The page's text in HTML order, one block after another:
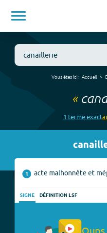
Vous êtes ici : Accueil
«
1 termeexact
1 acte malhonnête et
SIGNE DÉFINITION LSF